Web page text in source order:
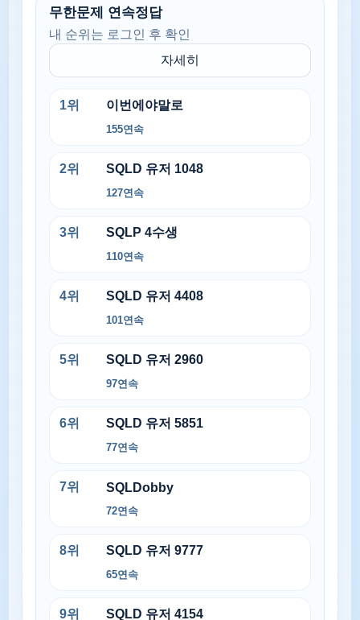
무한문제 연속정답
내 순위는 로그인 후 확인
자세히
1위 이번에야말로
155연속
2위 SQLD 유저 1048
127연속
3위 SQLP 4수생
110연속
4위 SQLD 유저 4408
101연속
5위 SQLD 유저 2960
97연속
6위 SQLD 유저 5851
77연속
7위 SQLDobby
72연속
8위 SQLD 유저 9777
65연속
9위 SQLD 유저 4154